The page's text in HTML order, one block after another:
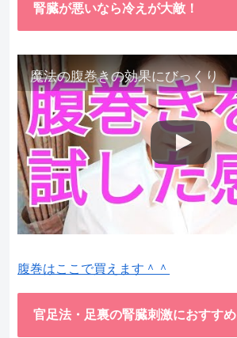
腎臓が悪いなら冷えが大敵！
魔法の腹巻きの効果にびっくり
腹巻はここで買えます＾＾
官足法・足裏の腎臓刺激におすすめ